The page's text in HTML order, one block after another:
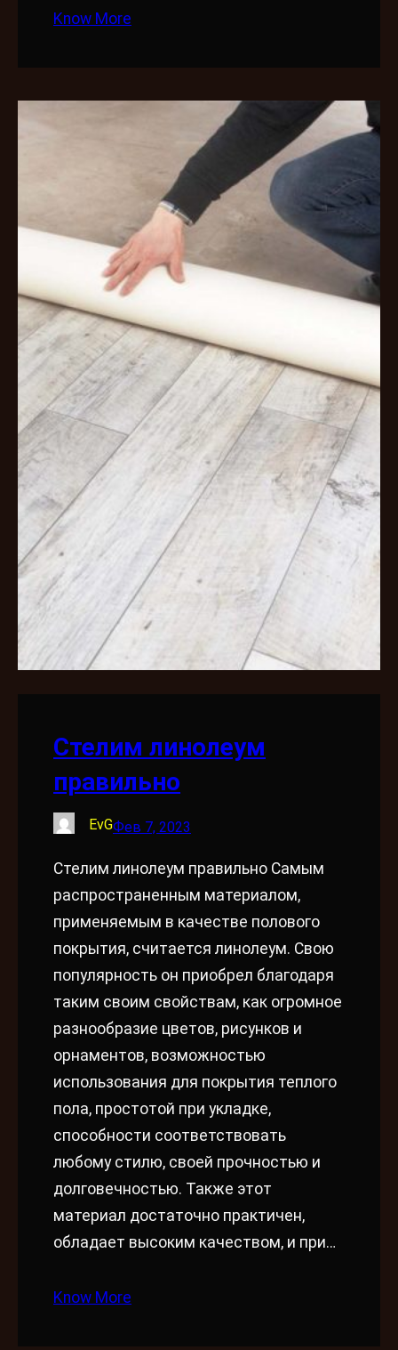
Know More
Стелим линолеум
правильно
EvGФев 7, 2023
Стелим линолеум правильно Самым
распространенным материалом,
применяемым в качестве полового
покрытия, считается линолеум. Свою
популярность он приобрел благодаря
таким своим свойствам, как огромное
разнообразие цветов, рисунков и
орнаментов, возможностью
использования для покрытия теплого
пола, простотой при укладке,
способности соответствовать
любому стилю, своей прочностью и
долговечностью. Также этот
материал достаточно практичен,
обладает высоким качеством, и при…
Know More